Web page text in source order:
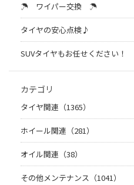
☂ ワイパー交換 ☂
タイヤの安心点検♪
SUVタイヤもお任せください！
カテゴリ
タイヤ関連（1365）
ホイール関連（281）
オイル関連（38）
その他メンテナンス（1041）